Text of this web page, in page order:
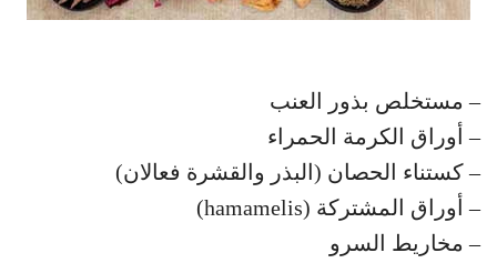
– مستخلص بذور العنب
– أوراق الكرمة الحمراء
– كستناء الحصان (البذر والقشرة فعالان)
– أوراق المشتركة (hamamelis)
– مخاريط السرو